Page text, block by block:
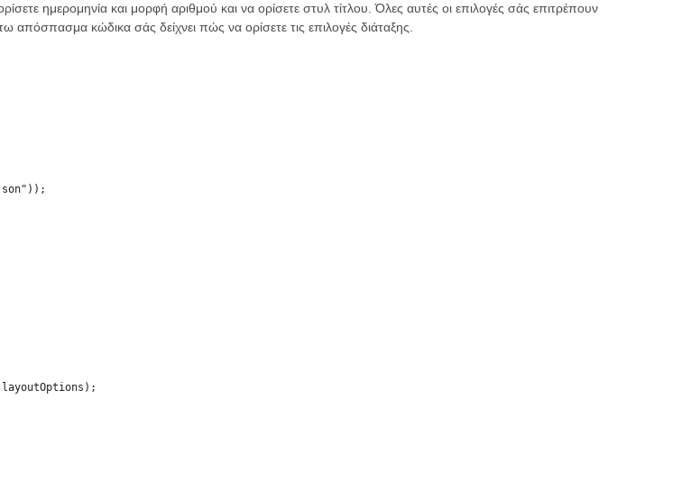
ημερομηνία και μορφή αριθμού και να ορίσετε στυλ τίτλου. Όλες αυτές οι επιλογές σάς επιτρέπουν
κώδικα σάς δείχνει πώς να ορίσετε τις επιλογές διάταξης.